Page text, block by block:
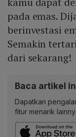
pada emas.
berinvestasi
Semakin
dari sekarang!
Baca artikel
Dapatkan
fitur menarik